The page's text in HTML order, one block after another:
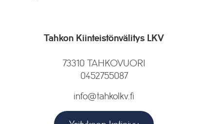
Tahkon Kiinteistönvälitys LKV
73310 TAHKOVUORI
0452755087
info@tahkolkv.fi